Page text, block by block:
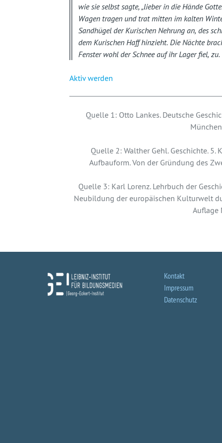
wie sie selbst sagte, „lieber in die Hände
Wagen tragen und trat mitten im kalten
Sandhügel der Kurischen Nehrung an, des
dem Kurischen Haff hinzieht. Die Nächte
Fenster wohl der Schnee auf ihr Lager fiel, zu.
Aktiv werden
Quelle 1: Otto Lankes. Deutsche
Quelle 2: Walther Gehl. Geschichte. 5.
Aufbauform. Von der Gründung des
Quelle 3: Karl Lorenz. Lehrbuch der
Neubildung der europäischen Kulturwelt
Auflage
Kontakt
Impressum
Datenschutz